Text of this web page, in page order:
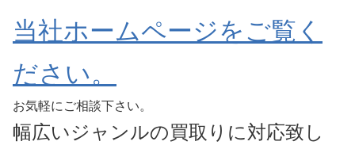
当社ホームページをご覧く
ださい。
お気軽にご相談下さい。
幅広いジャンルの買取りに対応致し